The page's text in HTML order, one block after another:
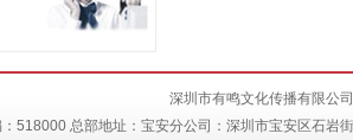
深圳市有鸣文化传播有限公
518000 总部地址：宝安分公司：深圳市宝安区石